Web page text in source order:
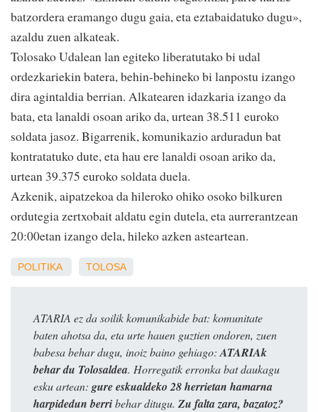
batzordera eramango dugu gaia, eta eztabaidatuko dugu»,
azaldu zuen alkateak.
Tolosako Udalean lan egiteko liberatutako bi udal
ordezkariekin batera, behin-behineko bi lanpostu izango
dira agintaldia berrian. Alkatearen idazkaria izango da
bata, eta lanaldi osoan ariko da, urtean 38.511 euroko
soldata jasoz. Bigarrenik, komunikazio arduradun bat
kontratatuko dute, eta hau ere lanaldi osoan ariko da,
urtean 39.375 euroko soldata duela.
Azkenik, aipatzekoa da hileroko ohiko osoko bilkuren
ordutegia zertxobait aldatu egin dutela, eta aurrerantzean
20:00etan izango dela, hileko azken asteartean.
POLITIKA TOLOSA
ATARIA ez da soilik komunikabide bat: komunitate
baten ahotsa da, eta urte hauen guztien ondoren, zuen
babesa behar dugu, inoiz baino gehiago: ATARIAk
behar du Tolosaldea. Horregatik erronka bat daukagu
esku artean: gure eskualdeko 28 herrietan hamarna
harpidedun berribehar ditugu. Zu falta zara, bazatoz?